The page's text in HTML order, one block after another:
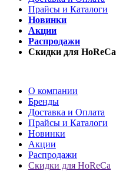
Прайсы и Каталоги
Новинки
Акции
Распродажи
Скидки для HoReCa
О компании
Бренды
Доставка и Оплата
Прайсы и Каталоги
Новинки
Акции
Распродажи
Скидки для HoReCa